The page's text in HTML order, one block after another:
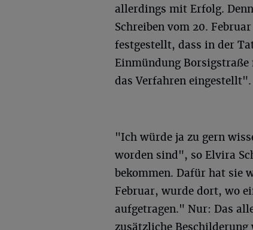
allerdings mit Erfolg.
Schreiben vom 20.
festgestellt, dass in der
Einmündung
das Verfahren eingestellt".
"Ich würde ja zu gern
worden sind", so Elvira
bekommen. Dafür hat sie
Februar, wurde dort, wo
aufgetragen." Nur: Das
zusätzliche